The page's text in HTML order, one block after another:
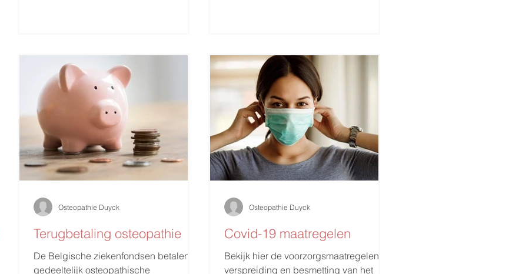
Terugbetaling osteopathie
De Belgische ziekenfondsen betalen
gedeeltelijk osteopathische
Osteopathie Duyck
Covid-19 maatregelen
Bekijk hier de voorzorgsmaatregelen ter
verspreiding en besmetting van het
Osteopathie Duyck